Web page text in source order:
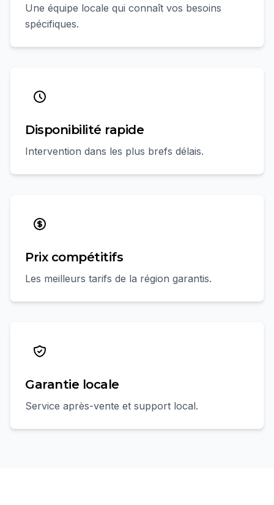
Une équipe locale qui connaît vos besoins
spécifiques.
Disponibilité rapide
Intervention dans les plus brefs délais.
Prix compétitifs
Les meilleurs tarifs de la région garantis.
Garantie locale
Service après-vente et support local.